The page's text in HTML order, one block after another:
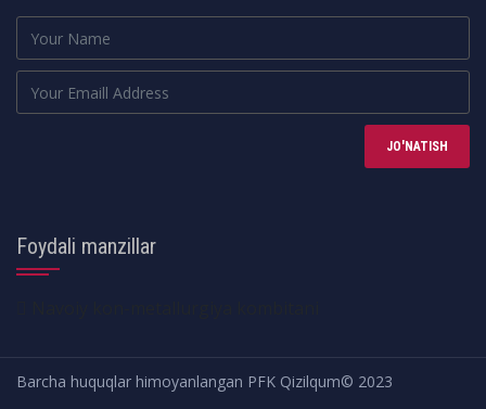
JO'NATISH
Foydali manzillar
Barcha huquqlar himoyanlangan PFK Qizilqum© 2023